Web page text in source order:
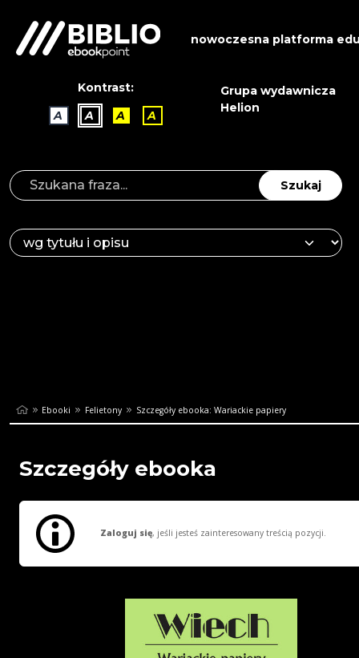
nowoczesna platforma
Kontrast:
A
A A A
Grupa wydawnicza
Helion
Szukaj
Ebooki Felietony Szczegóły ebooka: Wariackie papiery
Szczegóły ebooka
Zaloguj się, jeśli jesteś zainteresowany treścią pozycji.